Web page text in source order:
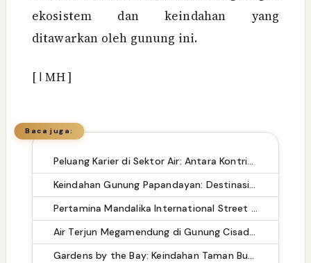
ekosistem dan keindahan yang
ditawarkan oleh gunung ini.
[ ا MH ]
Baca juga:
Peluang Karier di Sektor Air: Antara Kontribusi Sosial dan Prospek Profesional
Keindahan Gunung Papandayan: Destinasi Ramah untuk Pendaki Pemula, Tapi Pendaki Masih Buang Sampah Sembarangan
Pertamina Mandalika International Street Circuit: Kombinasi Keindahan Alam dan Aksi Balap
Air Terjun Megamendung di Gunung Cisadon: Wisata Alam yang Menyegarkan
Gardens by the Bay: Keindahan Taman Buatan di Singapura